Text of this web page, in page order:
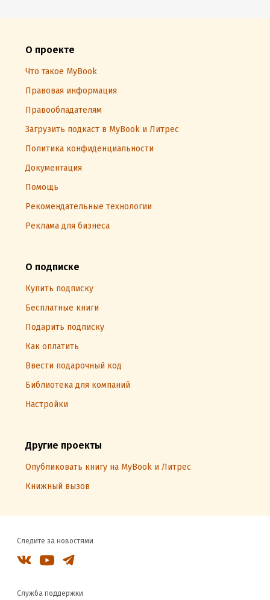
О проекте
Что такое MyBook
Правовая информация
Правообладателям
Загрузить подкаст в MyBook и Литрес
Политика конфиденциальности
Документация
Помощь
Рекомендательные технологии
Реклама для бизнеса
О подписке
Купить подписку
Бесплатные книги
Подарить подписку
Как оплатить
Ввести подарочный код
Библиотека для компаний
Настройки
Другие проекты
Опубликовать книгу на MyBook и Литрес
Книжный вызов
Следите за новостями
Служба поддержки